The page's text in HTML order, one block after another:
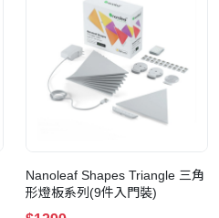
Nanoleaf Shapes Triangle 三角
形燈板系列(9件入門裝)